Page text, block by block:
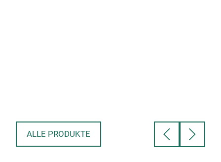
ALLE PRODUKTE